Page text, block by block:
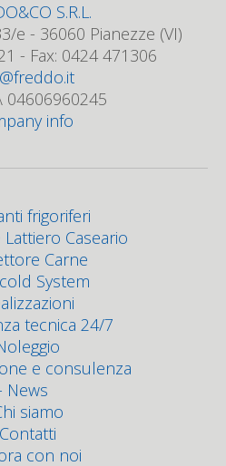
S.R.L.
e - 36060 Pianezze (VI)
- Fax: 0424 471306
04606960245
info
frigoriferi
Caseario
Carne
System
tecnica 24/7
e consulenza
News
siamo
Contatti
con noi